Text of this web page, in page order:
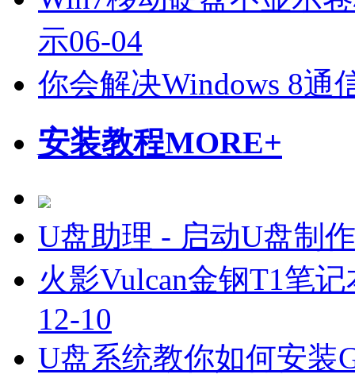
示06-04
你会解决Windows 8通
安装教程MORE+
U盘助理 - 启动U盘制
火影Vulcan金钢T1笔
12-10
U盘系统教你如何安装